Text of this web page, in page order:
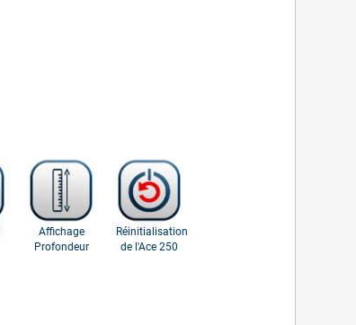
Affichage
Profondeur
Réinitialisation
de l'Ace 250